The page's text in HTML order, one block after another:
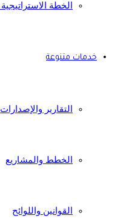
الخطة الاستراتيجية 2023-2027م
خدمات متنوعة
التقارير والإصدارات
الخطط والمشاريع
القوانين واللوائح